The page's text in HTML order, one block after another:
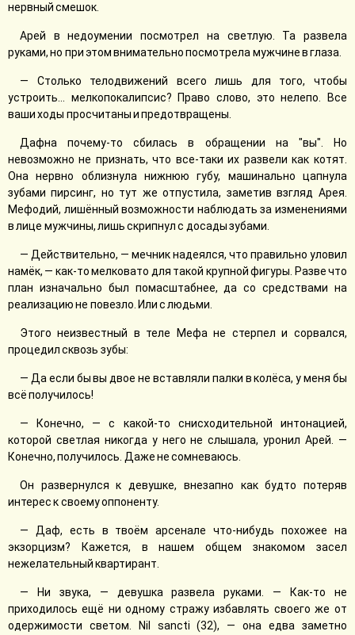
нервный смешок.
Арей в недоумении посмотрел на светлую. Та развела
руками, но при этом внимательно посмотрела мужчине в глаза.
— Столько телодвижений всего лишь для того, чтобы
устроить... мелкопокалипсис? Право слово, это нелепо. Все
ваши ходы просчитаны и предотвращены.
Дафна почему-то сбилась в обращении на "вы". Но
невозможно не признать, что все-таки их развели как котят.
Она нервно облизнула нижнюю губу, машинально цапнула
зубами пирсинг, но тут же отпустила, заметив взгляд Арея.
Мефодий, лишённый возможности наблюдать за изменениями
в лице мужчины, лишь скрипнул с досады зубами.
— Действительно, — мечник надеялся, что правильно уловил
намёк, — как-то мелковато для такой крупной фигуры. Разве что
план изначально был помасштабнее, да со средствами на
реализацию не повезло. Или с людьми.
Этого неизвестный в теле Мефа не стерпел и сорвался,
процедил сквозь зубы:
— Да если бы вы двое не вставляли палки в колёса, у меня бы
всё получилось!
— Конечно, — с какой-то снисходительной интонацией,
которой светлая никогда у него не слышала, уронил Арей. —
Конечно, получилось. Даже не сомневаюсь.
Он развернулся к девушке, внезапно как будто потеряв
интерес к своему оппоненту.
— Даф, есть в твоём арсенале что-нибудь похожее на
экзорцизм? Кажется, в нашем общем знакомом засел
нежелательный квартирант.
— Ни звука, — девушка развела руками. — Как-то не
приходилось ещё ни одному стражу избавлять своего же от
одержимости светом. Nil sancti (32), — она едва заметно